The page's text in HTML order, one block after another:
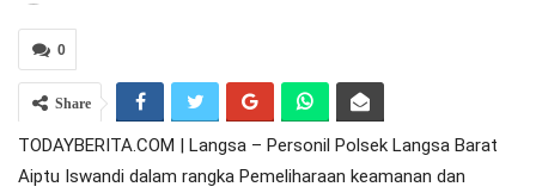
0
Share
TODAYBERITA.COM | Langsa – Personil Polsek Langsa Barat
Aiptu Iswandi dalam rangka Pemeliharaan keamanan dan